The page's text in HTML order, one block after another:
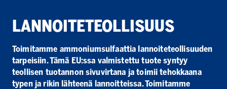
LANNOITETEOL­LI­SUUS
Toimitamme ammoniumsulfaattia lannoiteteollisuuden
tarpeisiin. Tämä EU:ssa valmistettu tuote syntyy
teollisen tuotannon sivuvirtana ja toimii tehokkaana
typen ja rikin lähteenä lannoitteissa. Toimitamme